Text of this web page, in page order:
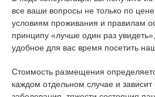
все ваши вопросы не только по
условиям проживания и правилам
принципу «лучше один раз
удобное для вас время посетить
Стоимость размещения
каждом отдельном случае и зависит